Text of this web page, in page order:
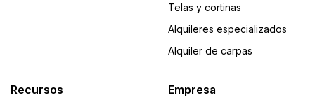
Telas y cortinas
Alquileres especializados
Alquiler de carpas
Recursos Empresa